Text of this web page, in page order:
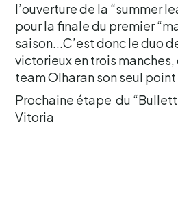
l’ouverture de la “summer
pour la finale du premier
saison...C’est donc le duo
victorieux en trois
team Olharan son seul
Prochaine étape du
Vitoria